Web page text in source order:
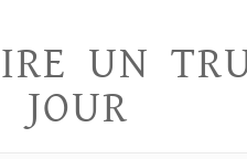
UN
JOUR